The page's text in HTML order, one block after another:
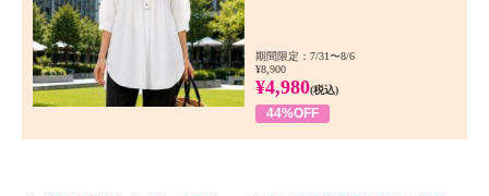
期間限定：7/31〜8/6
¥8,900
¥4,980(税込)
44%OFF